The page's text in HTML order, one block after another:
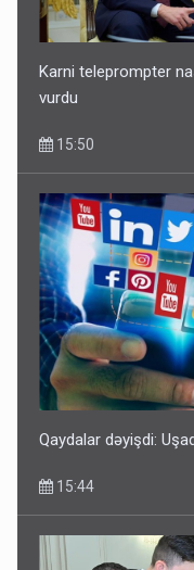
Karni teleprompter
vurdu
15:50
Qaydalar dəyişdi:
15:44